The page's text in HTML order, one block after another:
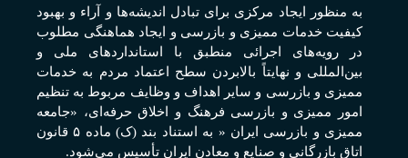
به منظور ايجاد مرکزی برای تبادل انديشه‌ها و آراء و بهبود
کيفيت خدمات مميزی و بازرسی و ايجاد هماهنگی مطلوب
در رويه‌های اجرائی منطبق با استانداردهای ملی و
بين‌المللی و نهايتاً بالابردن سطح اعتماد مردم به خدمات
مميزی و بازرسی و ساير اهداف و وظايف مربوط به تنظيم
امور مميزی و بازرسی فرهنگ و اخلاق حرفه‌ای، «جامعه
مميزی و بازرسی ايران « به استناد بند (ک) ماده ۵ قانون
اتاق بازرگانی و صنايع و معادن ايران تأسيس می‌شود.